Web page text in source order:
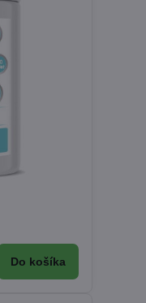
Do košíka